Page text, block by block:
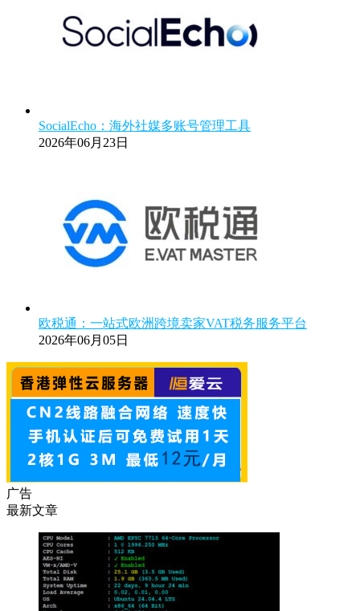
SocialEcho：海外社媒多账号管理工具
2026年06月23日
欧税通：一站式欧洲跨境卖家VAT税务服务平台
2026年06月05日
广告
最新文章